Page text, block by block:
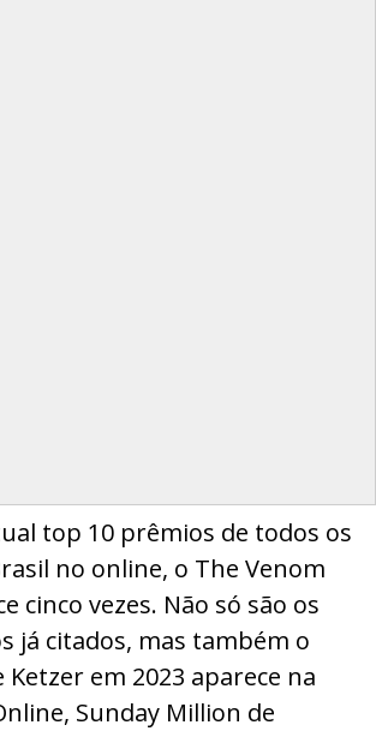
top 10 prêmios de todos os
no online, o The Venom
cinco vezes. Não só são os
já citados, mas também o
Ketzer em 2023 aparece na
Sunday Million de